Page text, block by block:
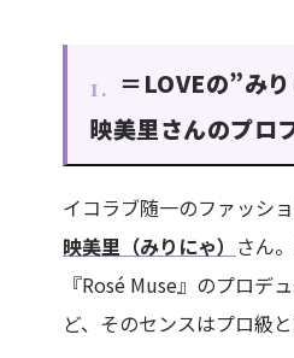
1. ＝LOVEの”み
映美里さんのプロ
イコラブ随一のファッシ
映美里（みりにゃ） さん
『Rosé Muse』のプロデ
ど、そのセンスはプロ級と